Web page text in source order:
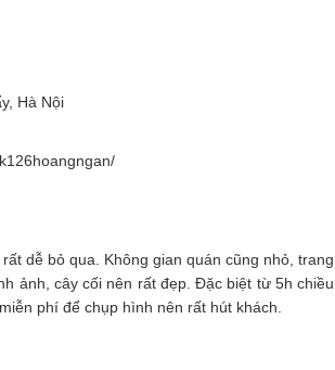
Hà Nội
dễ bỏ qua. Không gian quán cũng nhỏ, trang
ảnh, cây cối nên rất đẹp. Đặc biệt từ 5h chiều
phí để chụp hình nên rất hút khách.